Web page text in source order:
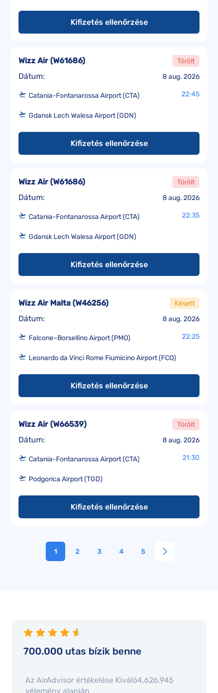
Kifizetés ellenőrzése
Dátum: 8 aug. 2026
Wizz Air(W61686) Törölt
Catania-Fontanarossa Airport (CTA) 22:45
Gdansk Lech Walesa Airport (GDN)
Kifizetés ellenőrzése
Dátum: 8 aug. 2026
Wizz Air(W61686) Törölt
Catania-Fontanarossa Airport (CTA) 22:35
Gdansk Lech Walesa Airport (GDN)
Kifizetés ellenőrzése
Dátum: 8 aug. 2026
Wizz Air Malta (W46256) Késett
Falcone–Borsellino Airport (PMO) 22:25
Leonardo da Vinci Rome Fiumicino Airport (FCO)
Kifizetés ellenőrzése
Dátum: 8 aug. 2026
Wizz Air(W66539) Törölt
Catania-Fontanarossa Airport (CTA) 21:30
Podgorica Airport (TGD)
Kifizetés ellenőrzése
1 2 3 4 5
700.000 utas bízik benne
Az AirAdvisor értékelése Kiváló4,626.945
vélemény alapján